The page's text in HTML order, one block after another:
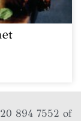
894 7552 of